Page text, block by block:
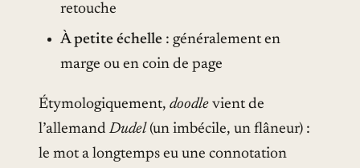
retouche
À petite échelle: généralement en
marge ou en coin de page
Étymologiquement, doodle vient de
l’allemandDudel (un imbécile, un flâneur) :
le mot a longtemps eu une connotation